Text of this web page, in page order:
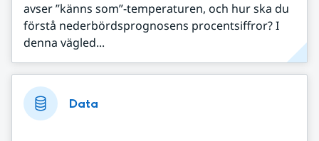
avser ”känns som”-temperaturen, och hur ska du
förstå nederbördsprognosens procentsiffror? I
denna vägled...
Data